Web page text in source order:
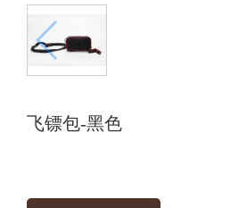
飞镖包-黑色